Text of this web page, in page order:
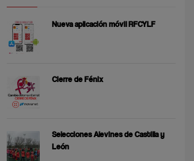
Nueva aplicación móvil RFCYLF
Cierre de Fénix
Selecciones Alevines de Castilla y
León